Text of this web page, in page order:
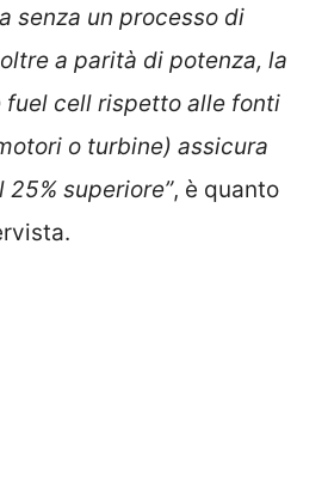
senza un processo di
a parità di potenza, la
fuel cell rispetto alle fonti
o turbine) assicura
25% superiore”, è quanto